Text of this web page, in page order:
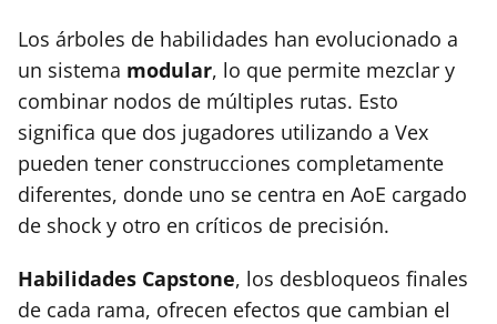
Los árboles de habilidades han evolucionado a
un sistema modular, lo que permite mezclar y
combinar nodos de múltiples rutas. Esto
significa que dos jugadores utilizando a Vex
pueden tener construcciones completamente
diferentes, donde uno se centra en AoE cargado
de shock y otro en críticos de precisión.
Habilidades Capstone, los desbloqueos finales
de cada rama, ofrecen efectos que cambian el